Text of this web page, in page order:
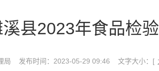
溪县2023年食品检
局 发布时间：2023-05-29 09:46 文字大小：[